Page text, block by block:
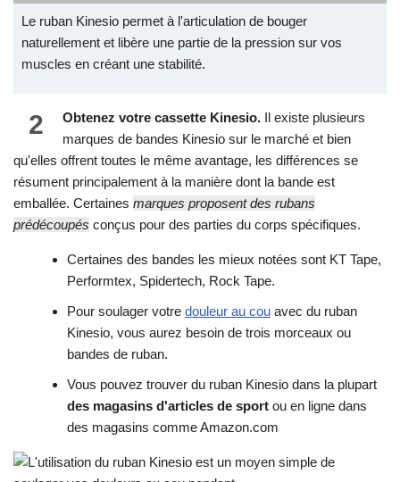
Le ruban Kinesio permet à l'articulation de bouger
naturellement et libère une partie de la pression sur vos
muscles en créant une stabilité.
2 Obtenez votre cassette Kinesio. Il existe plusieurs
marques de bandes Kinesio sur le marché et bien
qu'elles offrent toutes le même avantage, les différences se
résument principalement à la manière dont la bande est
emballée. Certaines marques proposent des rubans
prédécoupés conçus pour des parties du corps spécifiques.
Certaines des bandes les mieux notées sont KT Tape,
Performtex, Spidertech, Rock Tape.
Pour soulager votre douleur au cou avec du ruban
Kinesio, vous aurez besoin de trois morceaux ou
bandes de ruban.
Vous pouvez trouver du ruban Kinesio dans la plupart
des magasins d'articles de sport ou en ligne dans
des magasins comme Amazon.com